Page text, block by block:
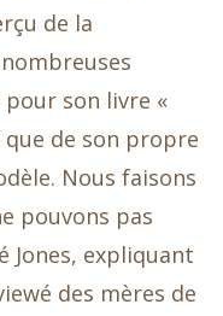
de la
pour son livre «
que de son propre
Nous faisons
pouvons pas
Jones, expliquant
des mères de